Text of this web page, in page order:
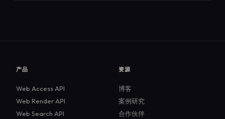
产品
Web Access API
Web Render API
Web Search API
资源
博客
案例研究
合作伙伴